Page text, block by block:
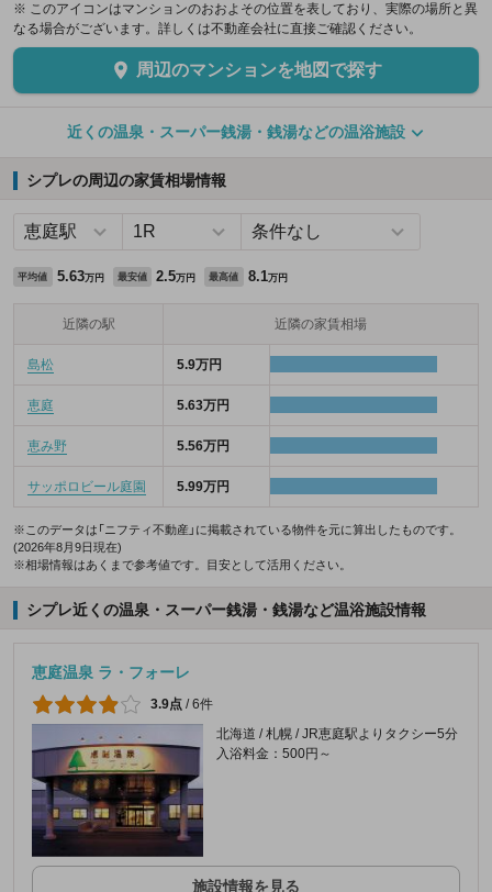
※ このアイコンはマンションのおおよその位置を表しており、実際の場所と異
なる場合がございます。詳しくは不動産会社に直接ご確認ください。
周辺のマンションを地図で探す
近くの温泉・スーパー銭湯・銭湯などの温浴施設
シプレの周辺の家賃相場情報
平均値 5.63万円 最安値 2.5万円 最高値 8.1万円
近隣の駅 近隣の家賃相場
島松 5.9万円
恵庭 5.63万円
恵み野 5.56万円
サッポロビール庭園 5.99万円
※このデータは「ニフティ不動産」に掲載されている物件を元に算出したものです。
(2026年8月9日現在)
※相場情報はあくまで参考値です。目安として活用ください。
シプレ近くの温泉・スーパー銭湯・銭湯など温浴施設情報
恵庭温泉 ラ・フォーレ
3.9点 /6件
北海道 / 札幌 / JR恵庭駅よりタクシー5分
入浴料金：500円～
施設情報を見る